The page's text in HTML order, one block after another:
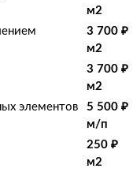
м2
3 700 ₽
м2
3 700 ₽
м2
элементов
5 500 ₽
м/п
250 ₽
м2